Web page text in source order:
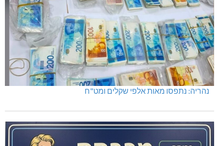
נהריה: נתפסו מאות אלפי שקלים ומט"ח